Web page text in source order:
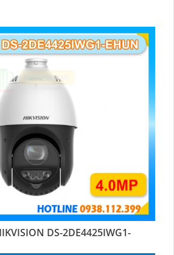
DS-2DE4425IWG1-